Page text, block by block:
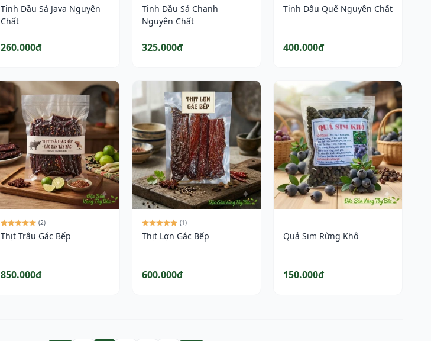
Tinh Dầu Sả Java Nguyên
Chất
260.000đ
Tinh Dầu Sả Chanh
Nguyên Chất
325.000đ
Tinh Dầu Quế Nguyên Chất
400.000đ
(2)
Thịt Trâu Gác Bếp
850.000đ
(1)
Thịt Lợn Gác Bếp
600.000đ
Quả Sim Rừng Khô
150.000đ